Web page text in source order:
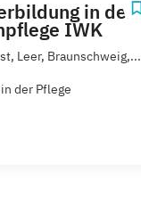
in der
IWK
Leer, Braunschweig,...
der Pflege